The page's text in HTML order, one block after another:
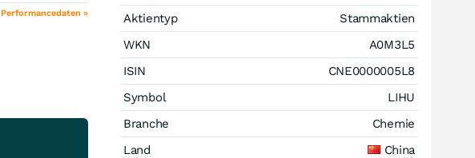
»
Aktientyp
Stammaktien
WKN
A0M3L5
ISIN
CNE0000005L8
Symbol
LIHU
Branche
Chemie
Land
China